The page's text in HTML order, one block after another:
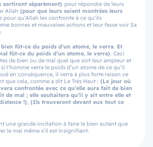
sortiront séparément} pour répondre de leurs
Allah {pour que leurs soient montrées leurs
pour qu’Allah les confronte à ce qu’ils
bonnes et mauvaises actions et leur fasse voir Sa
fût-ce du poids d’un atome, le verra. Et
fût-ce du poids d’un atome, le verra}. Ceci
de bien ou de mal quel que soit leur ampleur et
l’homme verra le poids d’un atome de ce qu’il
en conséquence, il verra à plus forte raison ce
que cela, comme a dit Le Très Haut : {Le jour où
confrontée avec ce qu’elle aura fait de bien
de mal ; elle souhaitera qu’il y ait entre elle et
!}, {Ils trouveront devant eux tout ce
une grande incitation à faire le bien autant que
le mal même s’il est insignifiant.